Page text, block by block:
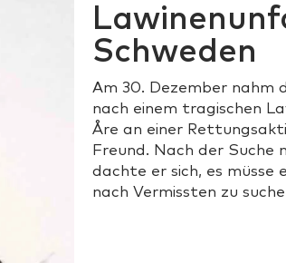
Schweden
Am 30. Dezember nahm
nach einem tragischen
Åre an einer
Freund. Nach der Suche
dachte er sich, es müsse
nach Vermissten zu